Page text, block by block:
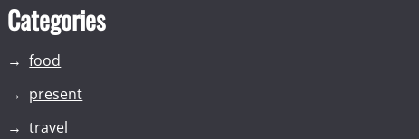
Categories
food
present
travel